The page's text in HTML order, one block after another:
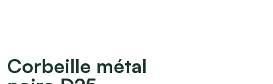
Corbeille métal